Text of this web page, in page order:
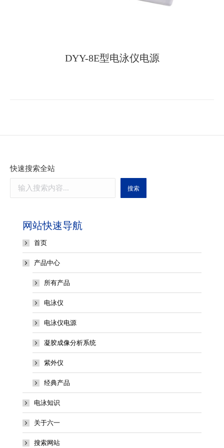
DYY-8E型电泳仪电源
快速搜索全站
搜索
网站快速导航
首页
产品中心
所有产品
电泳仪
电泳仪电源
凝胶成像分析系统
紫外仪
经典产品
电泳知识
关于六一
搜索网站